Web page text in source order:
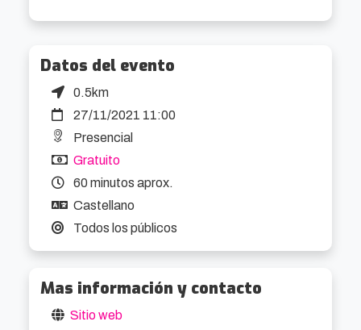
Dónde: En el interior del metro, junto a las
canceladoras
Colabora con: Mecenazgo cultural para
Datos del evento
0.5km
27/11/2021 11:00
Presencial
Gratuito
60 minutos aprox.
Castellano
Todos los públicos
Mas información y contacto
Sitio web